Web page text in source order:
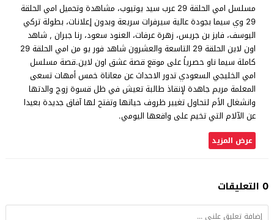
مسلسل امي الحلقة 29 عرب سيد يوتيوب، مشاهدة وتحميل امي الحلقة
29 وي سيما بجودة عالية سيرفرات سريعة وبدون إعلانات، بطولة تركي
اليوسف، فايز بن جريس، زهرة عرفات، العنود سعود، رنا جبران , شاهد
اون لاين الحلقة 29 التاسعة والعشرون شاهد فور يو من امي الحلقة 29
كاملة سيما ناو حصرياً على موقع قصة عشق اون لاين.قصة مسلسل
امي الخليجي السعودي تدور الاحداث عن معاناة خمس أمهات تسعى
المعلمة مريم جاهدة لإنقاذ طالبة تعيش في ظل قسوة زوج والدتها
وانشغال الأم لتحاول تغيير ظروف حياتها وتفتح لها آفاق جديدة بعيدا
عن الآلام التي تخيم على واقعها اليومي.
عرض المزيد
0 التعليقات